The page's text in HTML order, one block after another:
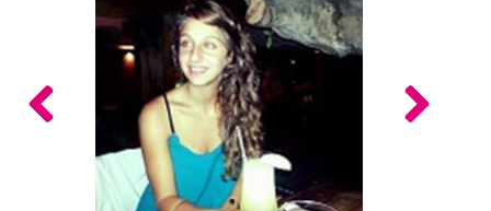
הכנה
לצה"ל